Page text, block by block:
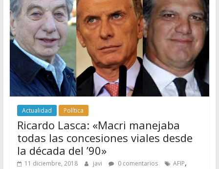
Actualidad Política
Ricardo Lasca: «Macri manejaba
todas las concesiones viales desde
la década del ’90»
11 diciembre, 2018 javi 0 comentarios AFIP,